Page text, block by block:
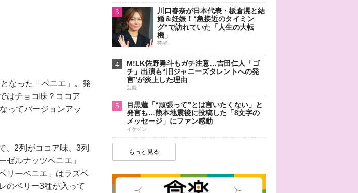
なった「ベニエ」。発
はチョコ味？ココア
ってバージョンアッ
、2列がココア味、3列
ゼルナッツベニエ」
リーベニエ」はラズベ
のベリー3種が入って
3
川口春奈が日本代表・板倉滉と結
婚＆妊娠！“急接近のタイミン
グ”で訪れていた「人生の大転
機」
芸能
4
M!LK佐野勇斗もガチ注意…吉田仁人「ゴ
チ」出演も“旧ジャニーズタレントへの発
言”が炎上した理由
芸能
5
目黒蓮「“頑張って”とは言いたくない」と
発言も…熊本地震後に投稿した「8文字の
メッセージ」にファン感動
イケメン
もっと見る